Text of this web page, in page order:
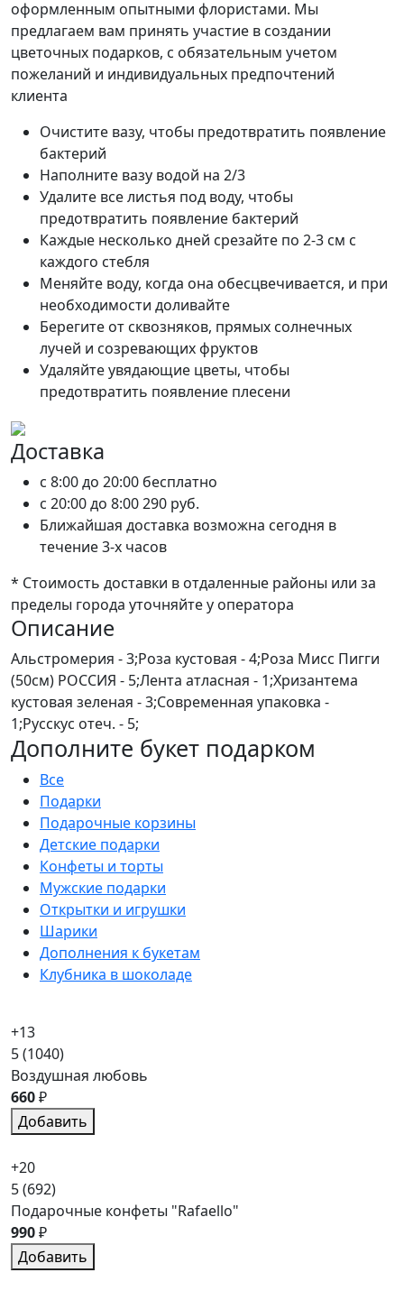
оформленным опытными флористами. Мы
предлагаем вам принять участие в создании
цветочных подарков, с обязательным учетом
пожеланий и индивидуальных предпочтений
клиента
Очистите вазу, чтобы предотвратить появление
бактерий
Наполните вазу водой на 2/3
Удалите все листья под воду, чтобы
предотвратить появление бактерий
Каждые несколько дней срезайте по 2-3 см с
каждого стебля
Меняйте воду, когда она обесцвечивается, и при
необходимости доливайте
Берегите от сквозняков, прямых солнечных
лучей и созревающих фруктов
Удаляйте увядающие цветы, чтобы
предотвратить появление плесени
Доставка
c 8:00 до 20:00 бесплатно
c 20:00 до 8:00290 руб.
Ближайшая доставка возможна сегодня в
течение 3-х часов
* Стоимость доставки в отдаленные районы или за
пределы города уточняйте у оператора
Описание
Альстромерия - 3;Роза кустовая - 4;Роза Мисс Пигги
(50см) РОССИЯ - 5;Лента атласная - 1;Хризантема
кустовая зеленая - 3;Современная упаковка -
1;Русскус отеч. - 5;
Дополните букет подарком
Все
Подарки
Подарочные корзины
Детские подарки
Конфеты и торты
Мужские подарки
Открытки и игрушки
Шарики
Дополнения к букетам
Клубника в шоколаде
+13
5(1040)
Воздушная любовь
660₽
Добавить
+20
5(692)
Подарочные конфеты "Rafaello"
990₽
Добавить